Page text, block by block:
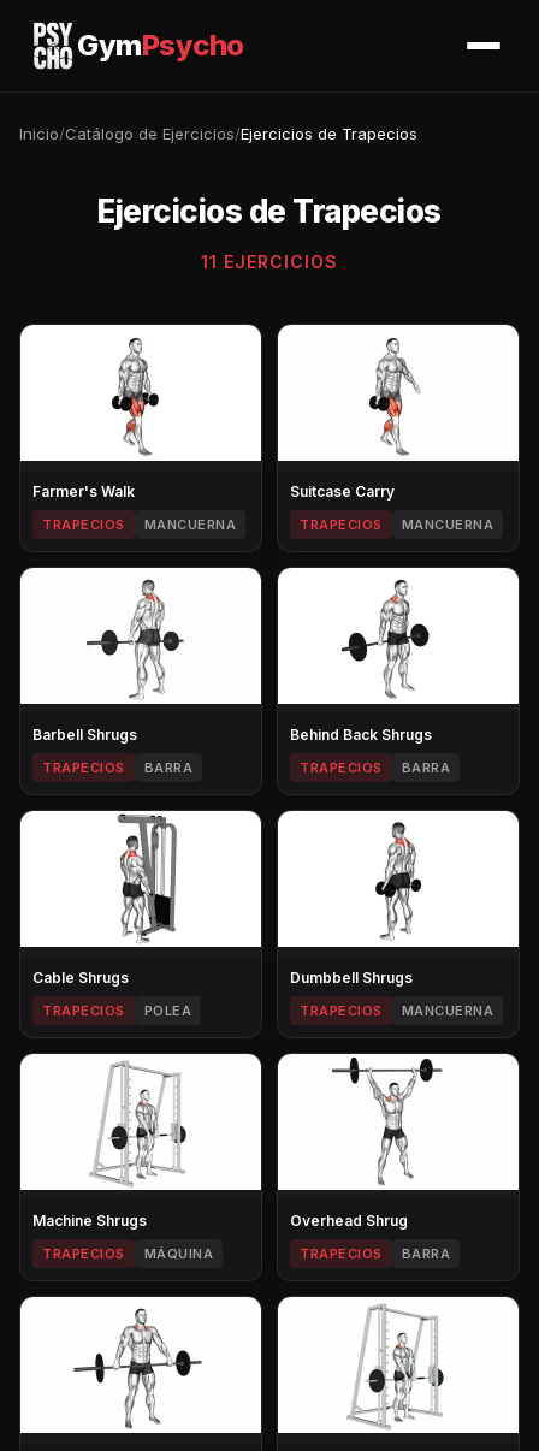
GymPsycho
Inicio/Catálogo de Ejercicios/Ejercicios de Trapecios
Ejercicios de Trapecios
11 EJERCICIOS
Farmer's Walk
TRAPECIOS MANCUERNA
Suitcase Carry
TRAPECIOS MANCUERNA
Barbell Shrugs
TRAPECIOS BARRA
Behind Back Shrugs
TRAPECIOS BARRA
Cable Shrugs
TRAPECIOS POLEA
Dumbbell Shrugs
TRAPECIOS MANCUERNA
Machine Shrugs
TRAPECIOS MÁQUINA
Overhead Shrug
TRAPECIOS BARRA